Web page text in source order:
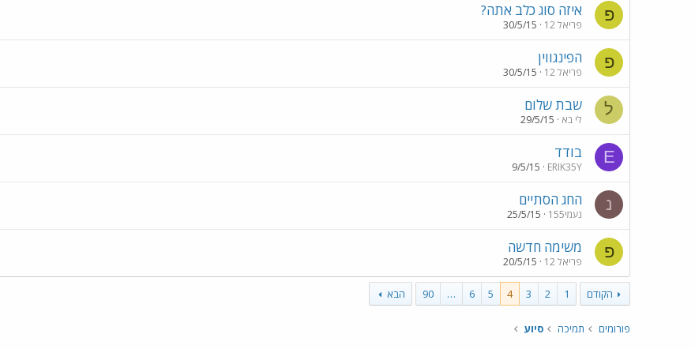
פ איזה סוג כלב אתה?
פריאל 12 30/5/15
פ הפינגווין
פריאל 12 30/5/15
ל שבת שלום
לי בא 29/5/15
E בודד
ERIK35Y
9/5/15
נ החג הסתיים
נעמי155 25/5/15
פ משימה חדשה
פריאל 12 20/5/15
הקודם 1
2
3
4
5
6
…
90 הבא
פורומים תמיכה סיוע